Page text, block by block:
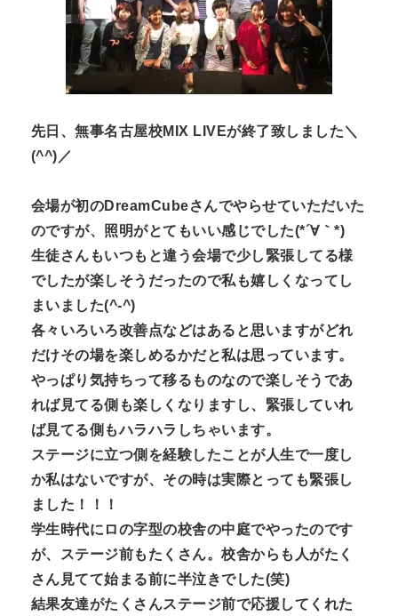
先日、無事名古屋校MIX LIVEが終了致しました＼
(^^)／
会場が初のDreamCubeさんでやらせていただいた
のですが、照明がとてもいい感じでした(*´∀｀*)
生徒さんもいつもと違う会場で少し緊張してる様
でしたが楽しそうだったので私も嬉しくなってし
まいました(^-^)
各々いろいろ改善点などはあると思いますがどれ
だけその場を楽しめるかだと私は思っています。
やっぱり気持ちって移るものなので楽しそうであ
れば見てる側も楽しくなりますし、緊張していれ
ば見てる側もハラハラしちゃいます。
ステージに立つ側を経験したことが人生で一度し
か私はないですが、その時は実際とっても緊張し
ました！！！
学生時代にロの字型の校舎の中庭でやったのです
が、ステージ前もたくさん。校舎からも人がたく
さん見てて始まる前に半泣きでした(笑)
結果友達がたくさんステージ前で応援してくれた